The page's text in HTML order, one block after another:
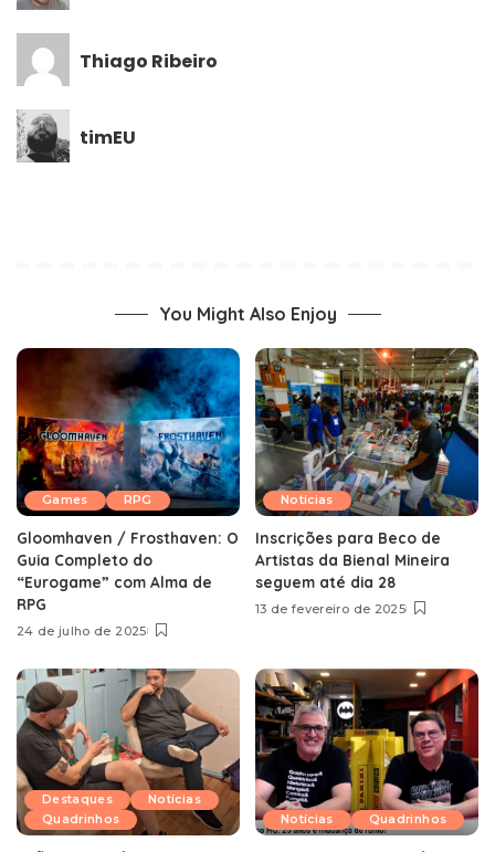
Thiago Ribeiro
timEU
You Might Also Enjoy
Games RPG
Gloomhaven / Frosthaven: O
Guia Completo do
“Eurogame” com Alma de
RPG
24 de julho de 2025
Notícias
Inscrições para Beco de
Artistas da Bienal Mineira
seguem até dia 28
13 de fevereiro de 2025
Destaques
Notícias
Quadrinhos
Notícias Quadrinhos